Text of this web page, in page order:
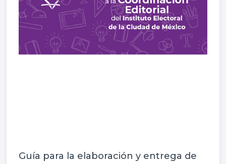
Guía para la elaboración y entrega de